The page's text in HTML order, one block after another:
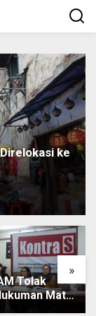
ke
»
Tolak
Mati
Tak